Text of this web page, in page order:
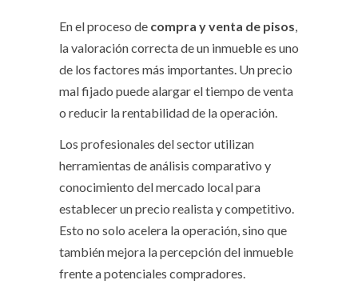
En el proceso de compra y venta de pisos,
la valoración correcta de un inmueble es uno
de los factores más importantes. Un precio
mal fijado puede alargar el tiempo de venta
o reducir la rentabilidad de la operación.
Los profesionales del sector utilizan
herramientas de análisis comparativo y
conocimiento del mercado local para
establecer un precio realista y competitivo.
Esto no solo acelera la operación, sino que
también mejora la percepción del inmueble
frente a potenciales compradores.